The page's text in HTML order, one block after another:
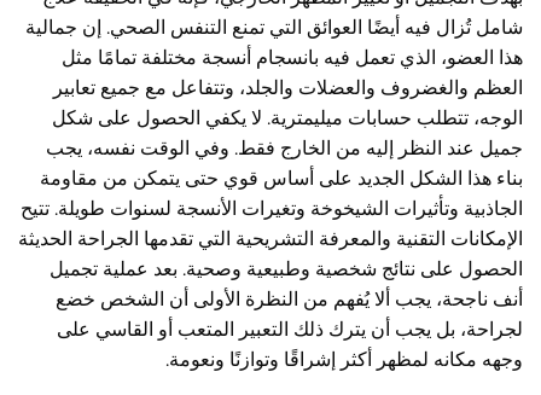
شامل تُزال فيه أيضًا العوائق التي تمنع التنفس الصحي. إن جمالية
هذا العضو، الذي تعمل فيه بانسجام أنسجة مختلفة تمامًا مثل
العظم والغضروف والعضلات والجلد، وتتفاعل مع جميع تعابير
الوجه، تتطلب حسابات ميليمترية. لا يكفي الحصول على شكل
جميل عند النظر إليه من الخارج فقط. وفي الوقت نفسه، يجب
بناء هذا الشكل الجديد على أساس قوي حتى يتمكن من مقاومة
الجاذبية وتأثيرات الشيخوخة وتغيرات الأنسجة لسنوات طويلة. تتيح
الإمكانات التقنية والمعرفة التشريحية التي تقدمها الجراحة الحديثة
الحصول على نتائج شخصية وطبيعية وصحية. بعد عملية تجميل
أنف ناجحة، يجب ألا يُفهم من النظرة الأولى أن الشخص خضع
لجراحة، بل يجب أن يترك ذلك التعبير المتعب أو القاسي على
وجهه مكانه لمظهر أكثر إشراقًا وتوازنًا ونعومة.